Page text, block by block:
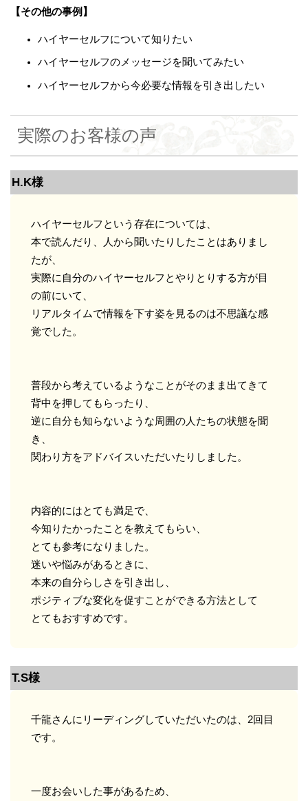
【その他の事例】
ハイヤーセルフについて知りたい
ハイヤーセルフのメッセージを聞いてみたい
ハイヤーセルフから今必要な情報を引き出したい
実際のお客様の声
H.K様
ハイヤーセルフという存在については、
本で読んだり、人から聞いたりしたことはありまし
たが、
実際に自分のハイヤーセルフとやりとりする方が目
の前にいて、
リアルタイムで情報を下す姿を見るのは不思議な感
覚でした。
普段から考えているようなことがそのまま出てきて
背中を押してもらったり、
逆に自分も知らないような周囲の人たちの状態を聞
き、
関わり方をアドバイスいただいたりしました。
内容的にはとても満足で、
今知りたかったことを教えてもらい、
とても参考になりました。
迷いや悩みがあるときに、
本来の自分らしさを引き出し、
ポジティブな変化を促すことができる方法として
とてもおすすめです。
T.S様
千龍さんにリーディングしていただいたのは、2回目
です。
一度お会いした事があるため、